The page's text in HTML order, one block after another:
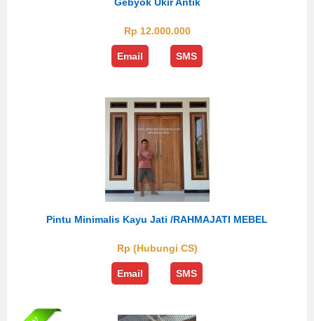
Rp 12.000.000
Email SMS
Pintu Minimalis Kayu Jati /RAHMAJATI MEBEL
Rp (Hubungi CS)
Email SMS